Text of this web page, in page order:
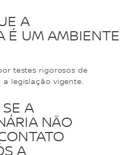
A
É UM AMBIENTE
testes rigorosos de
legislação vigente.
A
NÃO